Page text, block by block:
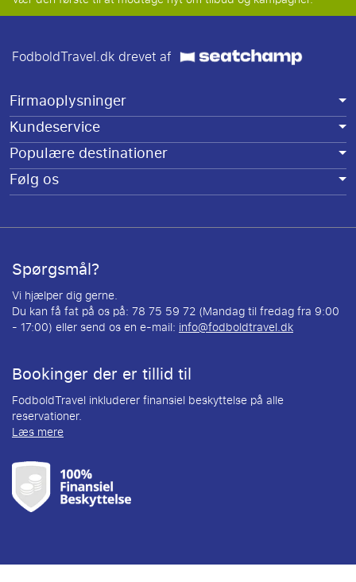
FodboldTravel.dk drevet af
Firmaoplysninger
Kundeservice
Populære destinationer
Følg os
Spørgsmål?
Vi hjælper dig gerne.
Du kan få fat på os på: 78 75 59 72 (Mandag til fredag fra 9:00
- 17:00) eller send os en e-mail: info@fodboldtravel.dk
Bookinger der er tillid til
FodboldTravel inkluderer finansiel beskyttelse på alle
reservationer.
Læs mere